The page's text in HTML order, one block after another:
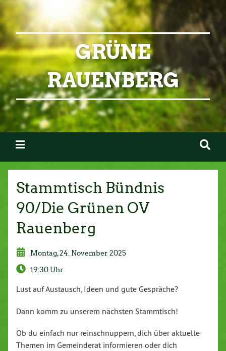
GRÜNE
RAUENBERG
Stammtisch Bündnis
90/Die Grünen OV
Rauenberg
Montag, 24. November 2025
19:30 Uhr
Lust auf Austausch, Ideen und gute Gespräche?
Dann komm zu unserem nächsten Stammtisch!
Ob du einfach nur reinschnuppern, dich über aktuelle
Themen im Gemeinderat informieren oder dich